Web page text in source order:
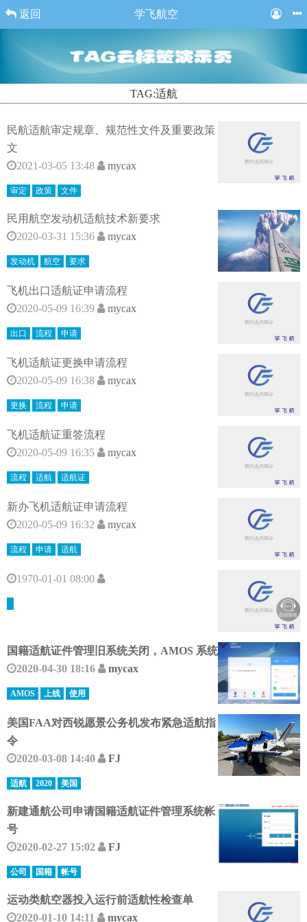
返回 学飞航空
TAG:适航
民航适航审定规章、规范性文件及重要政策
文
2021-03-05 13:48
mycax
审定 政策 文件
民用航空发动机适航技术新要求
2020-03-31 15:36
mycax
发动机 航空 要求
飞机出口适航证申请流程
2020-05-09 16:39
mycax
出口 流程 申请
飞机适航证更换申请流程
2020-05-09 16:38
mycax
更换 流程 申请
飞机适航证重签流程
2020-05-09 16:35
mycax
流程 适航 适航证
新办飞机适航证申请流程
2020-05-09 16:32
mycax
流程 申请 适航
1970-01-01 08:00
国籍适航证件管理旧系统关闭，AMOS 系统
2020-04-30 18:16
mycax
AMOS 上线 使用
美国FAA对西锐愿景公务机发布紧急适航指
令
2020-03-08 14:40
FJ
适航 2020 美国
新建通航公司申请国籍适航证件管理系统帐
号
2020-02-27 15:02
FJ
公司 国籍 帐号
运动类航空器投入运行前适航性检查单
2020-01-10 14:11
mycax